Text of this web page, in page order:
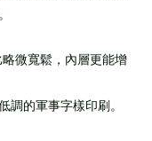
微寬鬆，內層更能增
的軍事字樣印刷。